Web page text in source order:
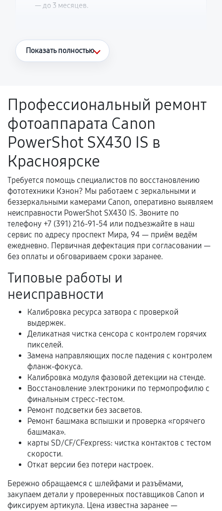
— до 3 месяцев.
Что считается гарантийным случаем
Поломка установленной детали при
нормальной эксплуатации в течение
гарантийного срока.
Несоответствие комплектующей заявленным
техническим характеристикам.
Документы для подтверждения
гарантии
Гарантийный талон.
Акт выполненных работ с датой, перечнем
услуг и сроком гарантии.
Документы на установленные комплектующие
и кассовый чек.
Расширенная гарантия
В некоторых случаях возможно оформление
расширенной гарантии. Стоимость, сроки и
условия продления согласовываются отдельно и
фиксируются в документах.
Когда гарантия не действует
Нарушение правил эксплуатации,
механические повреждения, попадание влаги,
Самостоятельный ремонт или вмешательство
третьих лиц.
Показать полностью
Профессиональный ремонт
фотоаппарата Canon
PowerShot SX430 IS в
Красноярске
Требуется помощь специалистов по восстановлению
фототехники Кэнон? Мы работаем с зеркальными и
беззеркальными камерами Canon, оперативно выявляем
неисправности PowerShot SX430 IS. Звоните по
телефону +7 (391) 216-91-54 или подъезжайте в наш
сервис по адресу проспект Мира, 94 — приём ведём
ежедневно. Первичная дефектация при согласовании —
без оплаты и обговариваем сроки заранее.
Типовые работы и
неисправности
Калибровка ресурса затвора с проверкой
выдержек.
Деликатная чистка сенсора с контролем горячих
пикселей.
Замена направляющих после падения с контролем
фланж-фокуса.
Калибровка модуля фазовой детекции на стенде.
Восстановление электроники по термопрофилю с
финальным стресс-тестом.
Ремонт подсветки без засветов.
Ремонт башмака вспышки и проверка «горячего
башмака».
карты SD/CF/CFexpress: чистка контактов с тестом
скорости.
Откат версии без потери настроек.
Бережно обращаемся с шлейфами и разъёмами,
закупаем детали у проверенных поставщиков Canon и
фиксируем артикула. Цена известна заранее —